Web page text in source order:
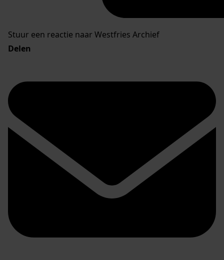
Stuur een reactie naar Westfries Archief
Delen